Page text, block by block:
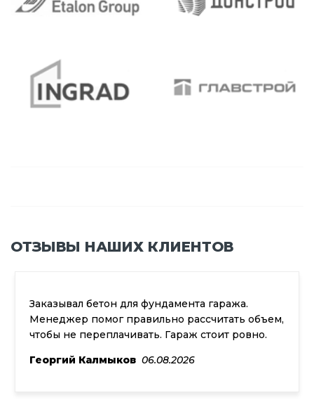
ОТЗЫВЫ НАШИХ КЛИЕНТОВ
Заказывал бетон для фундамента гаража.
Менеджер помог правильно рассчитать объем,
чтобы не переплачивать. Гараж стоит ровно.
Георгий Калмыков 06.08.2026